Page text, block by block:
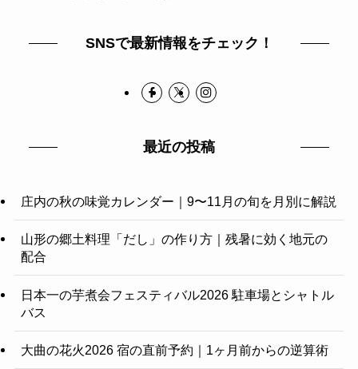
SNSで最新情報をチェック！
最近の投稿
庄内の秋の味覚カレンダー｜9〜11月の旬を月別に解説
山形の郷土料理「だし」の作り方｜残暑に効く地元の
配合
日本一の芋煮会フェスティバル2026 駐車場とシャトル
バス
大曲の花火2026 宿の直前予約｜1ヶ月前からの逆算術